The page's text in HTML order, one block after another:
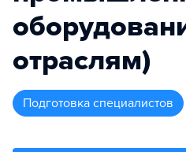
отраслям)
подготовка специалистов